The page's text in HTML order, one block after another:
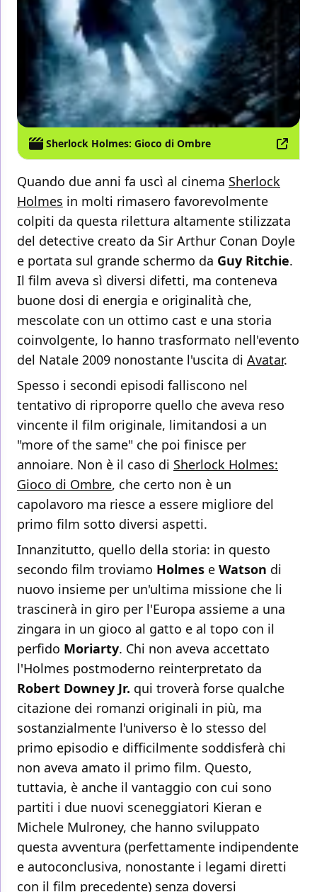
Sherlock Holmes: Gioco di Ombre
Quando due anni fa uscì al cinema Sherlock
Holmes in molti rimasero favorevolmente
colpiti da questa rilettura altamente stilizzata
del detective creato da Sir Arthur Conan Doyle
e portata sul grande schermo da Guy Ritchie.
Il film aveva sì diversi difetti, ma conteneva
buone dosi di energia e originalità che,
mescolate con un ottimo cast e una storia
coinvolgente, lo hanno trasformato nell'evento
del Natale 2009 nonostante l'uscita di Avatar.
Spesso i secondi episodi falliscono nel
tentativo di riproporre quello che aveva reso
vincente il film originale, limitandosi a un
"more of the same" che poi finisce per
annoiare. Non è il caso di Sherlock Holmes:
Gioco di Ombre, che certo non è un
capolavoro ma riesce a essere migliore del
primo film sotto diversi aspetti.
Innanzitutto, quello della storia: in questo
secondo film troviamo Holmes e Watson di
nuovo insieme per un'ultima missione che li
trascinerà in giro per l'Europa assieme a una
zingara in un gioco al gatto e al topo con il
perfido Moriarty. Chi non aveva accettato
l'Holmes postmoderno reinterpretato da
Robert Downey Jr. qui troverà forse qualche
citazione dei romanzi originali in più, ma
sostanzialmente l'universo è lo stesso del
primo episodio e difficilmente soddisferà chi
non aveva amato il primo film. Questo,
tuttavia, è anche il vantaggio con cui sono
partiti i due nuovi sceneggiatori Kieran e
Michele Mulroney, che hanno sviluppato
questa avventura (perfettamente indipendente
e autoconclusiva, nonostante i legami diretti
con il film precedente) senza doversi